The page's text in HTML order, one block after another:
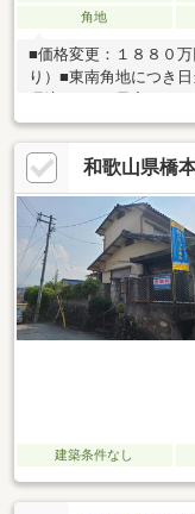
角地
■価格変更：１８８０
り）■東南角地につき
線につき、大阪中心部
来ます。■盆休み期間
様はお気軽に案内予約
富士エクセルホーム
当：中原（ナカハラ）
士ホームサービス株式
和歌山県橋
建築条件なし